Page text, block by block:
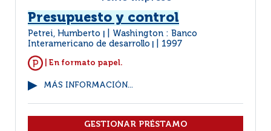
Presupuesto y control
Petrei, Humberto
Washington : Banco
Interamericano de desarrollo
1997
| En formato papel.
MÁS INFORMACIÓN...